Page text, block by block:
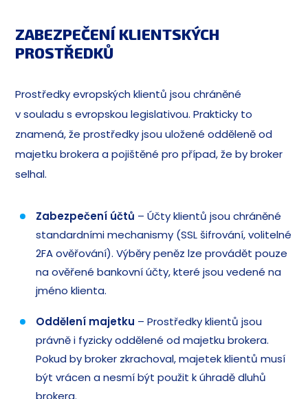
ZABEZPEČENÍ KLIENTSKÝCH
PROSTŘEDKŮ
Prostředky evropských klientů jsou chráněné
v souladu s evropskou legislativou. Prakticky to
znamená, že prostředky jsou uložené odděleně od
majetku brokera a pojištěné pro případ, že by broker
selhal.
Zabezpečení účtů – Účty klientů jsou chráněné
standardními mechanismy (SSL šifrování, volitelné
2FA ověřování). Výběry peněz lze provádět pouze
na ověřené bankovní účty, které jsou vedené na
jméno klienta.
Oddělení majetku – Prostředky klientů jsou
právně i fyzicky oddělené od majetku brokera.
Pokud by broker zkrachoval, majetek klientů musí
být vrácen a nesmí být použit k úhradě dluhů
brokera.